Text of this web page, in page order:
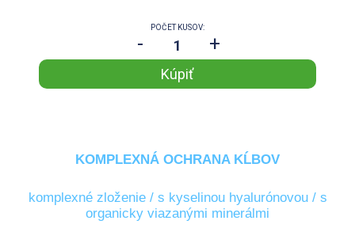
POČET KUSOV:
- +
KOMPLEXNÁ OCHRANA KĹBOV
komplexné zloženie / s kyselinou hyalurónovou / s
organicky viazanými minerálmi